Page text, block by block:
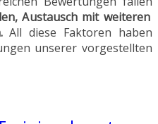
Austausch mit weiteren
All diese Faktoren haben
unserer vorgestellten